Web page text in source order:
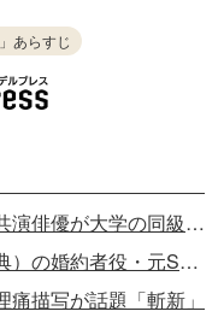
あらすじ
【写真】「虎に翼」よね役女優、共演俳優が大学の同級生だった 2ショット公開
【写真】「虎に翼」花岡（岩田剛典）の婚約者役・元SKE女優に驚きの声
痛描写が話題「斬新」